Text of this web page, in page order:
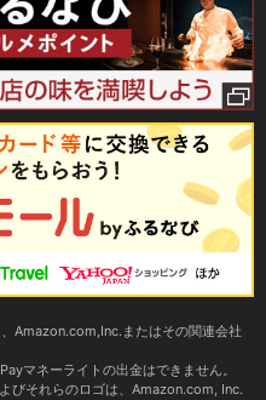
Amazon.com,Inc.またはその関連会社
マネーライトの出金はできません。
びそれらのロゴは、Amazon.com, Inc.